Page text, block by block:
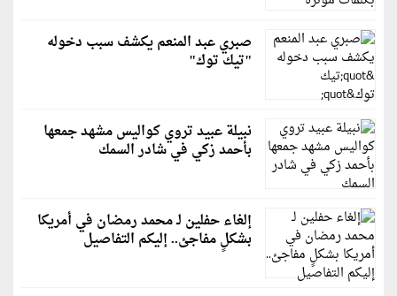
صبري عبد المنعم يكشف سبب دخوله
"تيك توك"
نبيلة عبيد تروي كواليس مشهد جمعها
بأحمد زكي في شادر السمك
إلغاء حفلين لـ محمد رمضان في أمريكا
بشكلٍ مفاجئ.. إليكم التفاصيل